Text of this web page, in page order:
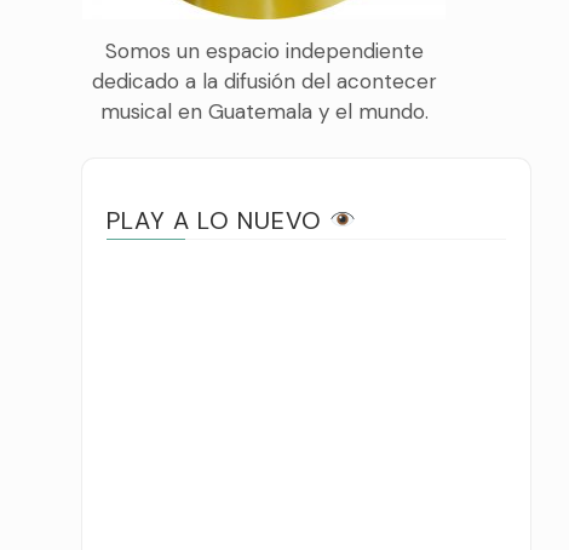
Somos un espacio independiente
dedicado a la difusión del acontecer
musical en Guatemala y el mundo.
PLAY A LO NUEVO